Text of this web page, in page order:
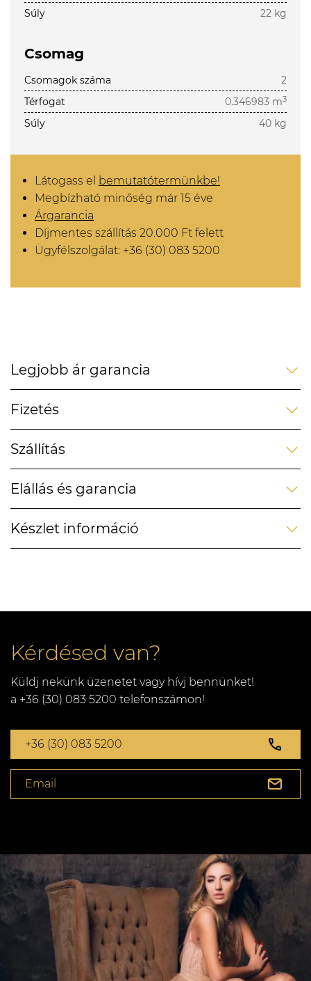
Súly
22 kg
Csomag
Csomagok száma
2
Térfogat
0.346983 m3
Súly 40 kg
Látogass el bemutatótermünkbe!
Megbízható minőség már 15 éve
Árgarancia
Díjmentes szállítás 20.000 Ft felett
Ügyfélszolgálat: +36 (30) 083 5200
Legjobb ár garancia
Fizetés
Szállítás
Elállás és garancia
Készlet információ
Kérdésed van?
Küldj nekünk üzenetet vagy hívj bennünket!
a +36 (30) 083 5200 telefonszámon!
+36 (30) 083 5200
Email